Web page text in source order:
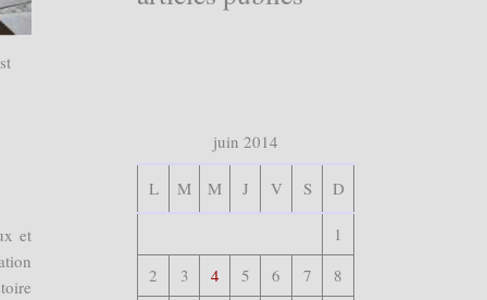
et
juin 2014
L M M J V S D
1
2
3 4 5 6 7
8